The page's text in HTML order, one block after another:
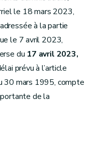
le 18 mars 2023,
à la partie
le 7 avril 2023,
du 17 avril 2023,
prévu à l’article
30 mars 1995, compte
de la